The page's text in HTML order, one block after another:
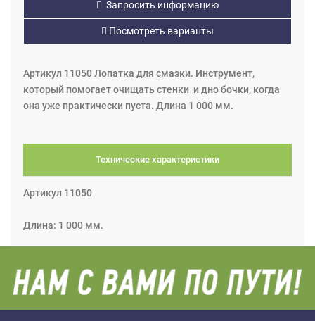
Запросить информацию
Посмотреть варианты
Артикул 11050 Лопатка для смазки. Инструмент,
который помогает очищать стенки и дно бочки, когда
она уже практически пуста. Длина 1 000 мм.
Технические характеристики
Артикул 11050
Длина: 1 000 мм.